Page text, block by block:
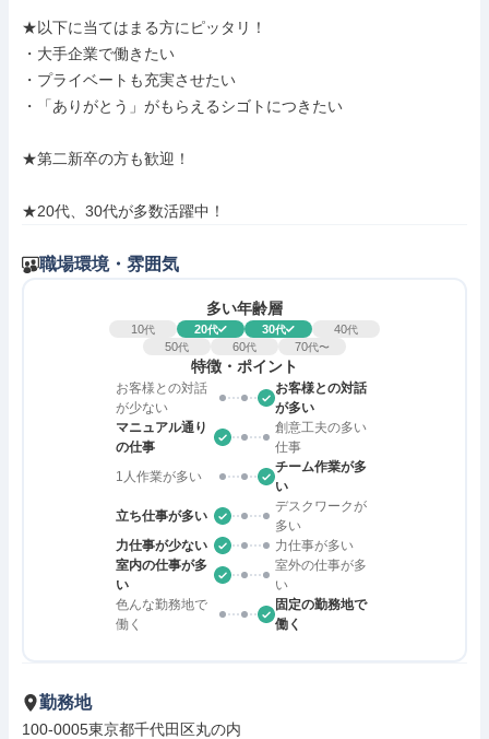
★以下に当てはまる方にピッタリ！
・大手企業で働きたい
・プライベートも充実させたい
・「ありがとう」がもらえるシゴトにつきたい
★第二新卒の方も歓迎！
★20代、30代が多数活躍中！
職場環境・雰囲気
多い年齢層
10代 20代 30代 40代
50代 60代 70代〜
特徴・ポイント
お客様との対話
が少ない
お客様との対話
が多い
マニュアル通り
の仕事
創意工夫の多い
仕事
1人作業が多い
チーム作業が多
い
立ち仕事が多い
デスクワークが
多い
力仕事が少ない
力仕事が多い
室内の仕事が多
い
室外の仕事が多
い
色んな勤務地で
働く
固定の勤務地で
働く
勤務地
100-0005東京都千代田区丸の内